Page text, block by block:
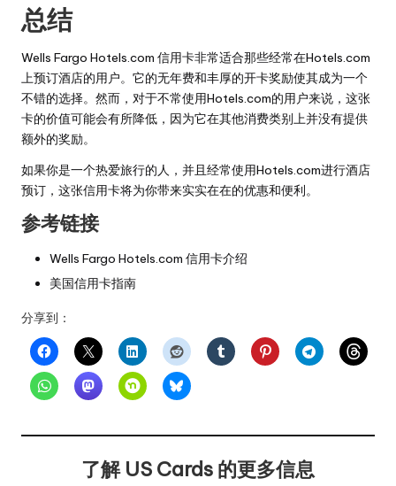
总结
Wells Fargo Hotels.com 信用卡非常适合那些经常在Hotels.com
上预订酒店的用户。它的无年费和丰厚的开卡奖励使其成为一个
不错的选择。然而，对于不常使用Hotels.com的用户来说，这张
卡的价值可能会有所降低，因为它在其他消费类别上并没有提供
额外的奖励。
如果你是一个热爱旅行的人，并且经常使用Hotels.com进行酒店
预订，这张信用卡将为你带来实实在在的优惠和便利。
参考链接
Wells Fargo Hotels.com 信用卡介绍
美国信用卡指南
分享到：
了解 US Cards 的更多信息